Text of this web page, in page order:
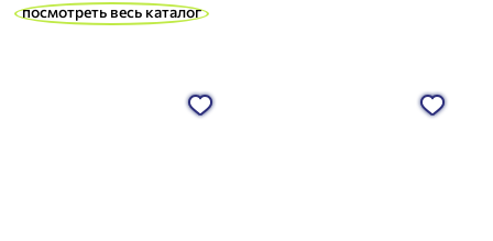
посмотреть весь каталог